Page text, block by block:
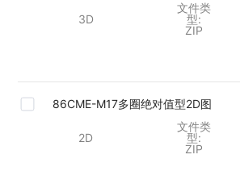
3D
文件类
型:
ZIP
86CME-M17多圈绝对值型2D图
2D
文件类
型:
ZIP